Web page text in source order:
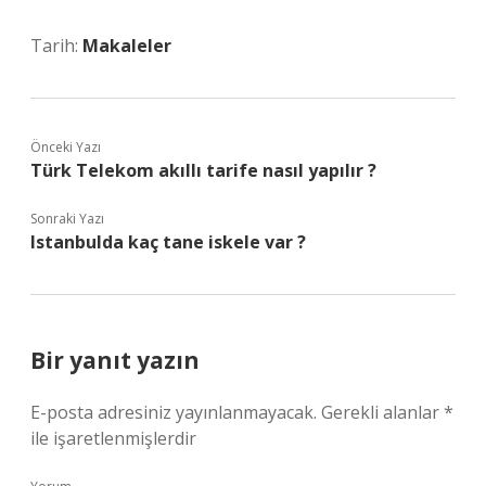
Tarih: Makaleler
Önceki Yazı
Türk Telekom akıllı tarife nasıl yapılır ?
Sonraki Yazı
Istanbulda kaç tane iskele var ?
Bir yanıt yazın
E-posta adresiniz yayınlanmayacak. Gerekli alanlar*
ile işaretlenmişlerdir